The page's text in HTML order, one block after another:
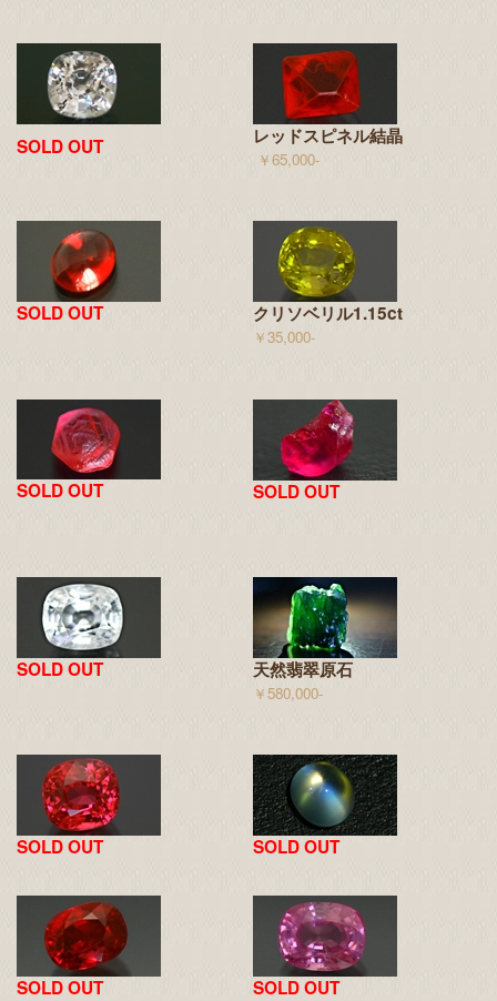
SOLD OUT レッドスピネル結晶
￥65,000-
SOLD OUT クリソベリル1.15ct
￥35,000-
SOLD OUT SOLD OUT
SOLD OUT 天然翡翠原石
￥580,000-
SOLD OUT SOLD OUT
SOLD OUT SOLD OUT